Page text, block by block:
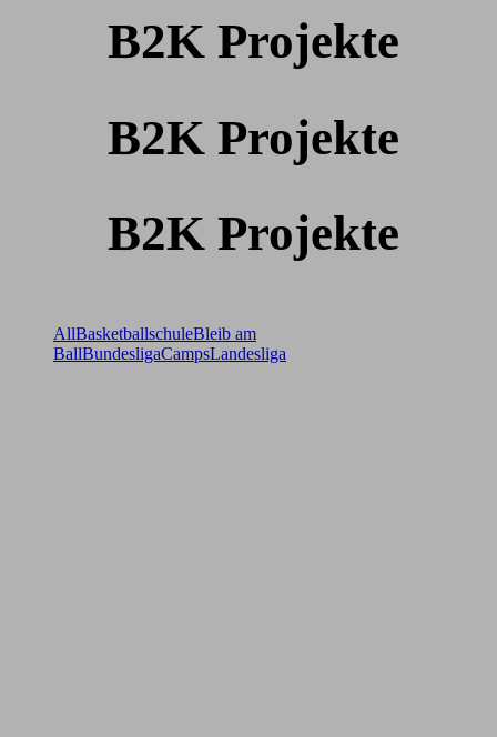
B2K Projekte
B2K Projekte
B2K Projekte
AllBasketballschuleBleib am
BallBundesligaCampsLandesliga